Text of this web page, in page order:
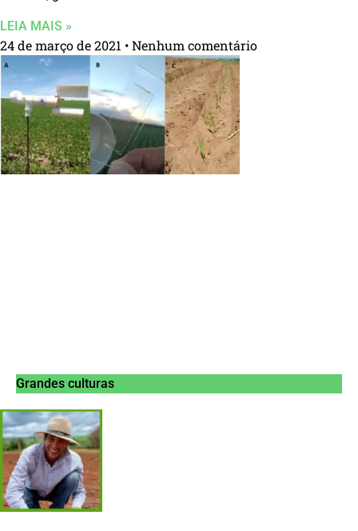
LEIA MAIS »
24 de março de 2021 Nenhum comentário
Grandes culturas